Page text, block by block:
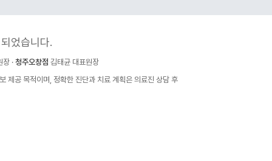
었습니다.
· 청주오창점 김태균 대표원장
공 목적이며, 정확한 진단과 치료 계획은 의료진 상담 후